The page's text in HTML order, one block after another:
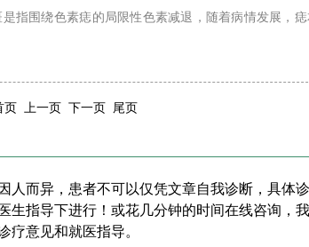
指围绕色素痣的局限性色素减退，随着病情发展，
页 上一页 下一页 尾页
人而异，患者不可以仅凭文章自我诊断，具体
生指导下进行！或花几分钟的时间在线咨询，
疗意见和就医指导。